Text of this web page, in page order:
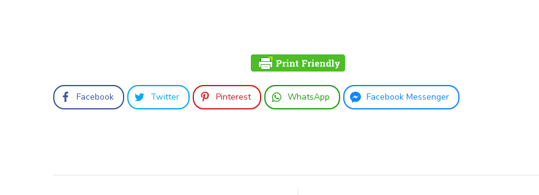
Facebook Twitter Pinterest WhatsApp Facebook Messenger